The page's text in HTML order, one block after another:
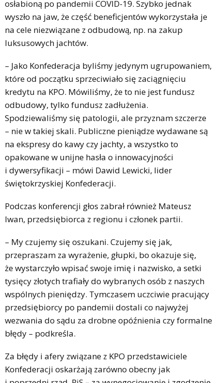
osłabioną po pandemii COVID-19. Szybko jednak
wyszło na jaw, że część beneficjentów wykorzystała je
na cele niezwiązane z odbudową, np. na zakup
luksusowych jachtów.
– Jako Konfederacja byliśmy jedynym ugrupowaniem,
które od początku sprzeciwiało się zaciągnięciu
kredytu na KPO. Mówiliśmy, że to nie jest fundusz
odbudowy, tylko fundusz zadłużenia.
Spodziewaliśmy się patologii, ale przyznam szczerze
– nie w takiej skali. Publiczne pieniądze wydawane są
na ekspresy do kawy czy jachty, a wszystko to
opakowane w unijne hasła o innowacyjności
i dywersyfikacji – mówi Dawid Lewicki, lider
świętokrzyskiej Konfederacji.
Podczas konferencji głos zabrał również Mateusz
Iwan, przedsiębiorca z regionu i członek partii.
– My czujemy się oszukani. Czujemy się jak,
przepraszam za wyrażenie, głupki, bo okazuje się,
że wystarczyło wpisać swoje imię i nazwisko, a setki
tysięcy złotych trafiały do wybranych osób z naszych
wspólnych pieniędzy. Tymczasem uczciwie pracujący
przedsiębiorcy po pandemii dostali co najwyżej
wezwania do sądu za drobne opóźnienia czy formalne
błędy – podkreśla.
Za błędy i afery związane z KPO przedstawiciele
Konfederacji oskarżają zarówno obecny jak